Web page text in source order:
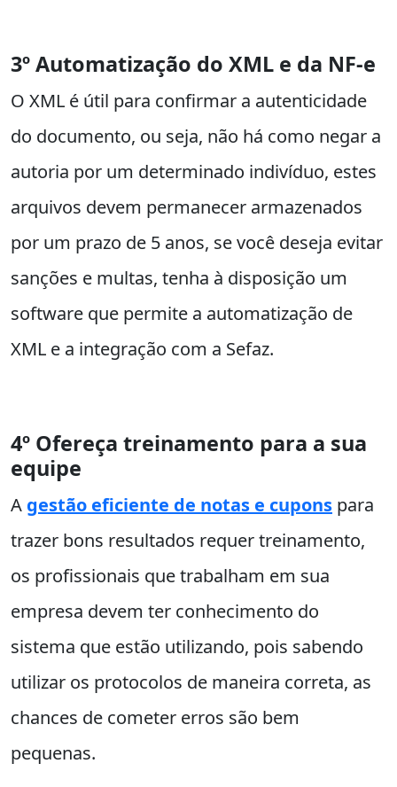
3º Automatização do XML e da NF-e
O XML é útil para confirmar a autenticidade
do documento, ou seja, não há como negar a
autoria por um determinado indivíduo, estes
arquivos devem permanecer armazenados
por um prazo de 5 anos, se você deseja evitar
sanções e multas, tenha à disposição um
software que permite a automatização de
XML e a integração com a Sefaz.
4º Ofereça treinamento para a sua
equipe
A gestão eficiente de notas e cupons para
trazer bons resultados requer treinamento,
os profissionais que trabalham em sua
empresa devem ter conhecimento do
sistema que estão utilizando, pois sabendo
utilizar os protocolos de maneira correta, as
chances de cometer erros são bem
pequenas.